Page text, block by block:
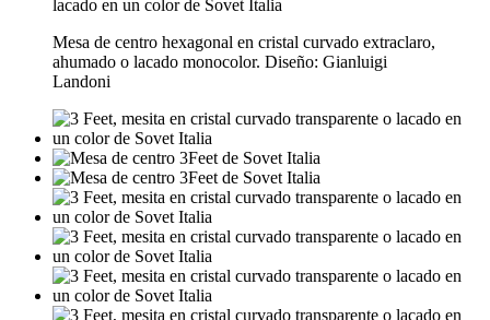
Mesa de centro hexagonal en cristal curvado extraclaro,
ahumado o lacado monocolor. Diseño: Gianluigi
Landoni